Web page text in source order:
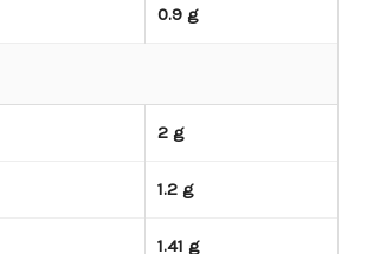
0.9 g
2 g
1.2 g
1.41 g